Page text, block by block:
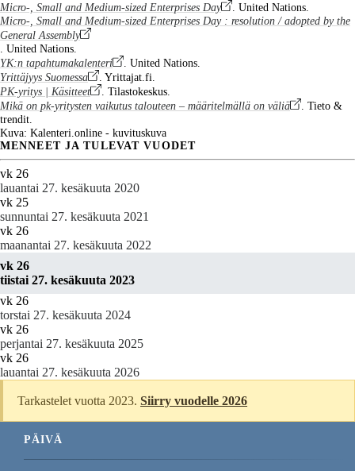
Micro-, Small and Medium-sized Enterprises Day
. United Nations.
Micro-, Small and Medium-sized Enterprises Day : resolution / adopted by the
General Assembly
. United Nations.
YK:n tapahtumakalenteri
. United Nations.
Yrittäjyys Suomessa
. Yrittajat.fi.
PK-yritys | Käsitteet
. Tilastokeskus.
Mikä on pk-yritysten vaikutus talouteen – määritelmällä on väliä
. Tieto &
trendit.
Kuva: Kalenteri.online - kuvituskuva
MENNEET JA TULEVAT VUODET
vk 26
lauantai 27. kesäkuuta 2020
vk 25
sunnuntai 27. kesäkuuta 2021
vk 26
maanantai 27. kesäkuuta 2022
vk 26
tiistai 27. kesäkuuta 2023
vk 26
torstai 27. kesäkuuta 2024
vk 26
perjantai 27. kesäkuuta 2025
vk 26
lauantai 27. kesäkuuta 2026
Tarkastelet vuotta 2023.Siirry vuodelle 2026
PÄIVÄ